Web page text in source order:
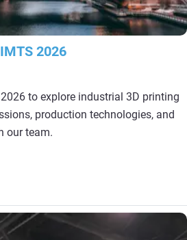
2026
to explore industrial 3D printing
production technologies, and
our team.